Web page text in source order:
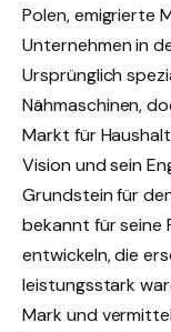
Polen, emigrierte
Unternehmen in
Ursprünglich
Nähmaschinen,
Markt für
Vision und sein
Grundstein für
bekannt für seine
entwickeln, die
leistungsstark
Mark und